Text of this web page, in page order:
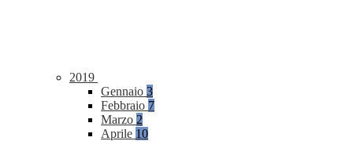
2019
Gennaio 3
Febbraio 7
Marzo 2
Aprile 10